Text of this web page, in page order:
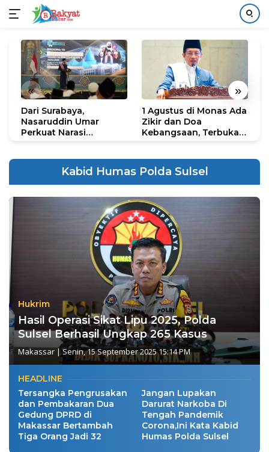
konten
« »
Dari Surabaya,
Nasaruddin Umar
Perkuat Narasi
1 Agustus di Monas Ada
Zikir dan Doa
Kebangsaan, Terbuka
Kabid Humas Polda Sulsel
Hukrim
Hasil Operasi Sikat Lipu 2025, Polda
Sulsel Berhasil Ungkap 265 Kasus
Makassar|Senin, 15 September 2025 15:14 PM
HEADLINE
Tersangka Pengrusakan
dan Pembakaran Dua
Gedung DPRD di
Makassar Bertambah
Tiga Orang Jadi 32
Jangan Lupakan
Darurat Narkoba Di
Tengah Pandemik
Corona,Ini Kata Kabid
Humas Polda Sulsel